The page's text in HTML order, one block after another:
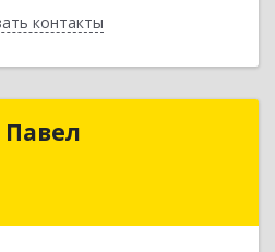
контакты
Назад
Добрынин Павел